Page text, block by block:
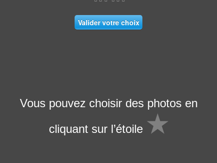
Valider votre choix
Vous pouvez choisir des photos en
cliquant sur l’étoile ★